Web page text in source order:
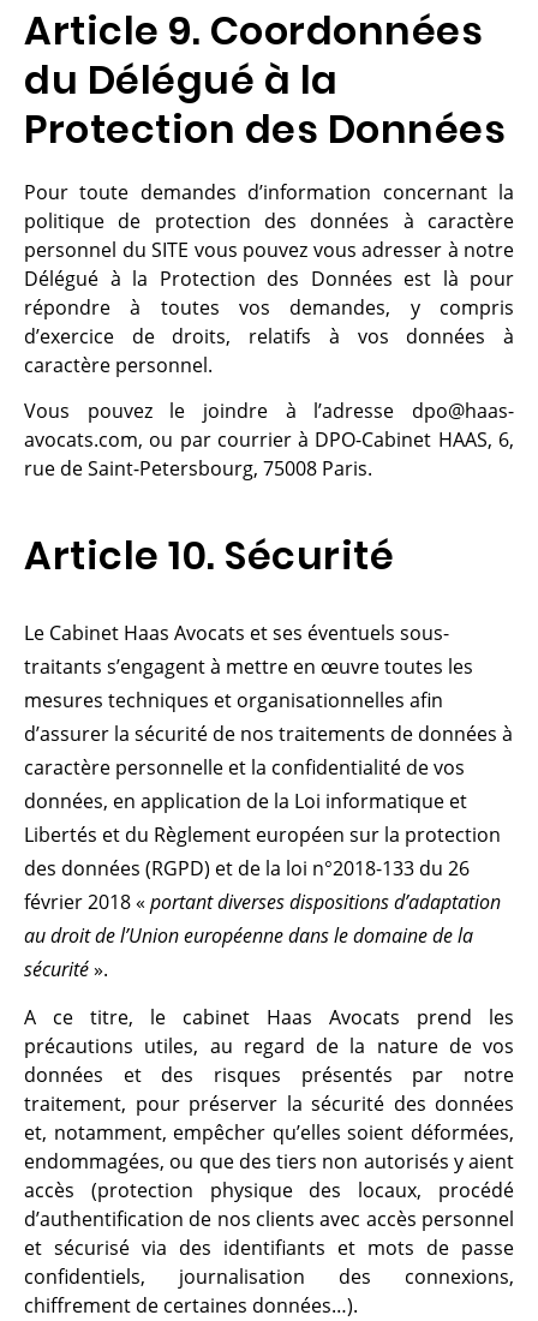
Article 9. Coordonnées
du Délégué à la
Protection des Données
Pour toute demandes d’information concernant la
politique de protection des données à caractère
personnel du SITE vous pouvez vous adresser à notre
Délégué à la Protection des Données est là pour
répondre à toutes vos demandes, y compris
d’exercice de droits, relatifs à vos données à
caractère personnel.
Vous pouvez le joindre à l’adresse dpo@haas-
avocats.com, ou par courrier à DPO-Cabinet HAAS, 6,
rue de Saint-Petersbourg, 75008 Paris.
Article 10. Sécurité
Le Cabinet Haas Avocats et ses éventuels sous-
traitants s’engagent à mettre en œuvre toutes les
mesures techniques et organisationnelles afin
d’assurer la sécurité de nos traitements de données à
caractère personnelle et la confidentialité de vos
données, en application de la Loi informatique et
Libertés et du Règlement européen sur la protection
des données (RGPD) et de la loi n°2018-133 du 26
février 2018 « portant diverses dispositions d’adaptation
au droit de l’Union européenne dans le domaine de la
sécurité».
A ce titre, le cabinet Haas Avocats prend les
précautions utiles, au regard de la nature de vos
données et des risques présentés par notre
traitement, pour préserver la sécurité des données
et, notamment, empêcher qu’elles soient déformées,
endommagées, ou que des tiers non autorisés y aient
accès (protection physique des locaux, procédé
d’authentification de nos clients avec accès personnel
et sécurisé via des identifiants et mots de passe
confidentiels, journalisation des connexions,
chiffrement de certaines données…).